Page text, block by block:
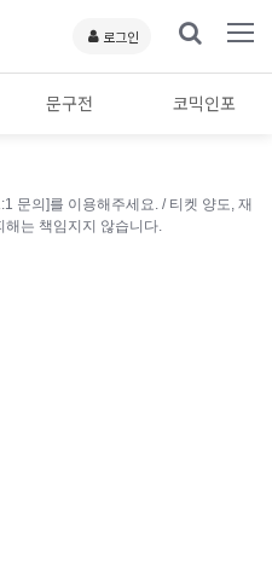
로그인
문구전 코믹인포
문의]를 이용해주세요. / 티켓 양도, 재
해는 책임지지 않습니다.